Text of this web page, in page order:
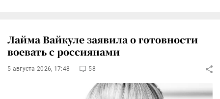
Лайма Вайкуле заявила о готовности
воевать с россиянами
5 августа 2026, 17:48 58